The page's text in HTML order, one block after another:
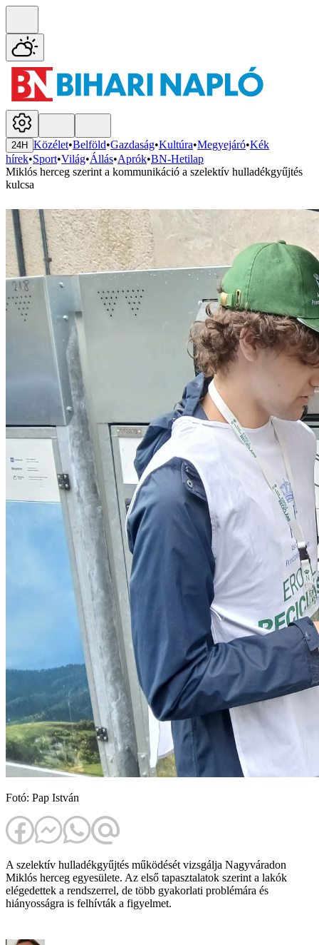
24H Közélet•Belföld•Gazdaság•Kultúra•Megyejáró•Kék
hírek•Sport•Világ•Állás•Aprók•BN-Hetilap
Miklós herceg szerint a kommunikáció a szelektív hulladékgyűjtés
kulcsa
Fotó: Pap István
A szelektív hulladékgyűjtés működését vizsgálja Nagyváradon
Miklós herceg egyesülete. Az első tapasztalatok szerint a lakók
elégedettek a rendszerrel, de több gyakorlati problémára és
hiányosságra is felhívták a figyelmet.